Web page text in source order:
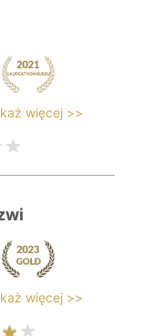
więcej >>
więcej >>